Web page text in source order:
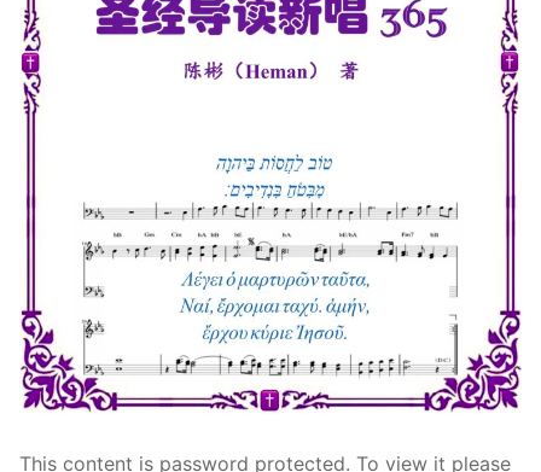
宣教事工
神学研究
This content is password protected. To view it please